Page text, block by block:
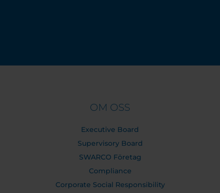
OM OSS
Executive Board
Supervisory Board
SWARCO Företag
Compliance
Corporate Social Responsibility